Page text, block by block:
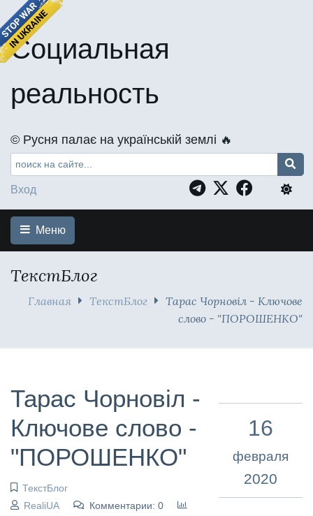
Социальная
реальность
©️ Русня палає на українській землі 🔥
Вход
Меню
ТекстБлог
Главная ТекстБлог
Тарас Чорновіл - Ключове
слово - "ПОРОШЕНКО"
Тарас Чорновіл -
Ключове слово -
"ПОРОШЕНКО"
ТекстБлог
RealiUA
Комментарии: 0
16
февраля
2020